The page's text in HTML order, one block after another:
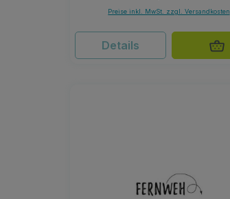
Preise inkl. MwSt. zzgl. Versandkosten
Details